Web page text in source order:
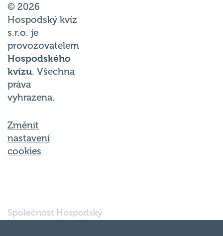
© 2026
Hospodský kvíz
s.r.o. je
provozovatelem
Hospodského
kvízu. Všechna
práva
vyhrazena.
Změnit
nastavení
cookies
Společnost Hospodský
kvíz s.r.o., sídlem Nové